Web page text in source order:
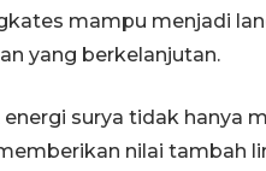
mampu menjadi
yang berkelanjutan.
surya tidak hanya
nilai tambah